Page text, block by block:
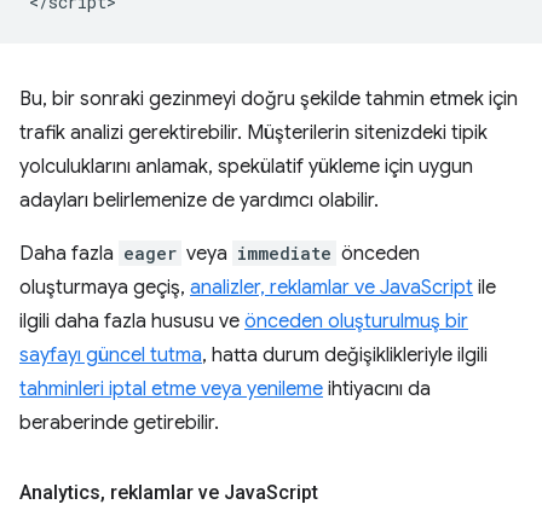
Bu, bir sonraki gezinmeyi doğru şekilde tahmin etmek için
trafik analizi gerektirebilir. Müşterilerin sitenizdeki tipik
yolculuklarını anlamak, spekülatif yükleme için uygun
adayları belirlemenize de yardımcı olabilir.
Daha fazla eager veya immediate önceden
oluşturmaya geçiş, analizler, reklamlar ve JavaScript ile
ilgili daha fazla hususu ve önceden oluşturulmuş bir
sayfayı güncel tutma, hatta durum değişiklikleriyle ilgili
tahminleri iptal etme veya yenileme ihtiyacını da
beraberinde getirebilir.
Analytics, reklamlar ve JavaScript